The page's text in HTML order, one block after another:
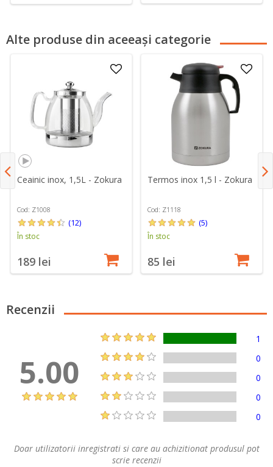
Alte produse din aceeași categorie
Ceainic inox, 1,5L - Zokura
Cod: Z1008
(12)
În stoc
189 lei
Termos inox 1,5 l - Zokura
Cod: Z1118
(5)
În stoc
85 lei
Recenzii
5.00
1
0
0
0
0
Doar utilizatorii inregistrati si care au achizitionat produsul pot
scrie recenzii